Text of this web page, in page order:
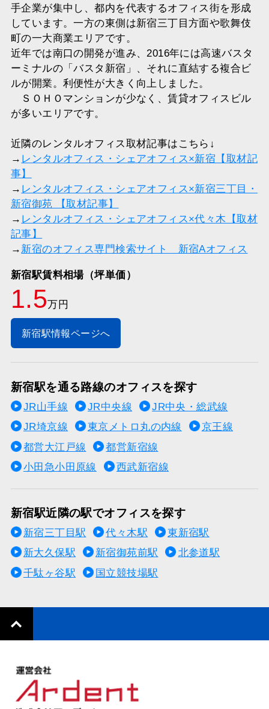
手企業が集中し、都内を代表するオフィス街を形成
しています。一方の東側は新宿三丁目方面や歌舞伎
町の一大商業エリアです。
近年では南口の開発が進み、2016年には高速バスタ
ーミナルの「バスタ新宿」、それに直結する複合ビ
ルが開業。利便性が大きく向上しました。
ＳＯＨＯマンションが少なく、賃貸オフィスビル
が多いエリアです。
近隣のレンタルオフィス取材記事はこちら↓
→ レンタルオフィス・シェアオフィス×新宿【取材記
事】
→ レンタルオフィス・シェアオフィス×新宿三丁目・
新宿御苑 【取材記事】
→ レンタルオフィス・シェアオフィス×代々木【取材
記事】
→ 新宿のオフィス専門検索サイト 新宿Aオフィス
新宿駅賃料相場（坪単価）
1.5万円
新宿駅情報ページへ
新宿駅を通る路線のオフィスを探す
JR山手線 JR中央線
JR中央・総武線
JR埼京線
東京メトロ丸の内線
京王線
都営大江戸線
都営新宿線
小田急小田原線
西武新宿線
新宿駅近隣の駅でオフィスを探す
新宿三丁目駅 代々木駅
東新宿駅
新大久保駅
新宿御苑前駅
北参道駅
千駄ヶ谷駅
国立競技場駅